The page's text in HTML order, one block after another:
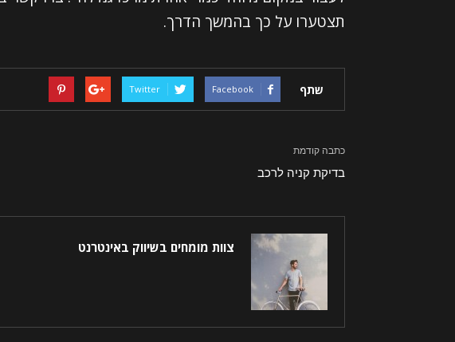
תצטערו על כך בהמשך הדרך.
שתף Facebook
Twitter
כתבה קודמת
בדיקת קניה לרכב
צוות מומחים בשיווק באינטרנט